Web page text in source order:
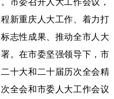
新重庆人大工作、着力打
志性成果、推动全市人大
。在市委坚强领导下，市
十大和二十届历次全会精
全会和市委人大工作会议